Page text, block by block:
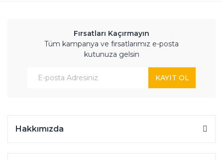
Fırsatları Kaçırmayın
Tüm kampanya ve fırsatlarımız e-posta
kutunuza gelsin
KAYIT OL
Hakkımızda